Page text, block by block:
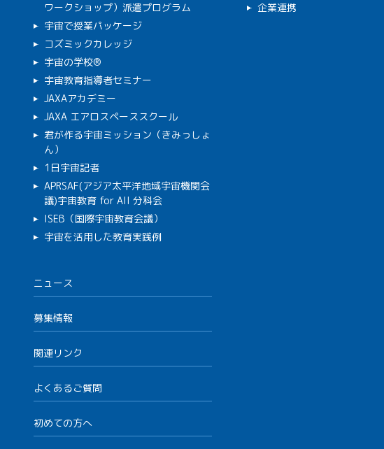
ワークショップ）派遣プログラム
宇宙で授業パッケージ
コズミックカレッジ
宇宙の学校®
宇宙教育指導者セミナー
JAXAアカデミー
JAXA エアロスペーススクール
君が作る宇宙ミッション（きみっしょ
ん）
1日宇宙記者
APRSAF(アジア太平洋地域宇宙機関会
議)宇宙教育 for All 分科会
ISEB（国際宇宙教育会議）
宇宙を活用した教育実践例
企業連携
ニュース
募集情報
関連リンク
よくあるご質問
初めての方へ